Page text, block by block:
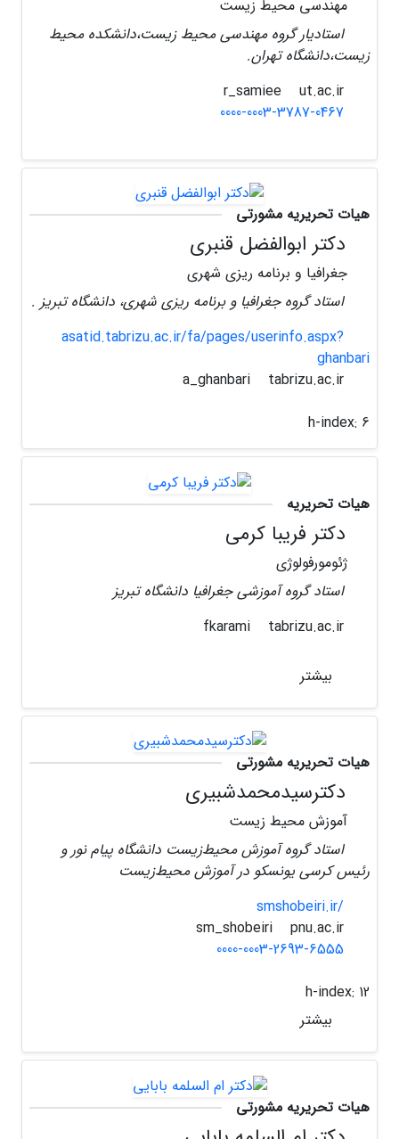
مهندسی محیط زیست
استادیار گروه مهندسی محیط زیست،دانشکده محیط
زیست،دانشگاه تهران.
ut.ac.ir
0000-0003-3787-0467
هیات تحریریه مشورتی
دکتر ابوالفضل قنبری
جغرافیا و برنامه ریزی شهری
استاد گروه جغرافیا و برنامه ریزی شهری، دانشگاه تبریز .
asatid.tabrizu.ac.ir/fa/pages/userinfo.aspx?
ghanbari
tabrizu.ac.ir
h-index: 6
هیات تحریریه
دکتر فریبا کرمی
ژئومورفولوژی
استاد گروه آموزشی جغرافیا دانشگاه تبریز
tabrizu.ac.ir
بیشتر
هیات تحریریه مشورتی
دکترسیدمحمدشبیری
آموزش محیط زیست
استاد گروه آموزش محیط‌زیست دانشگاه پیام نور و
رئیس کرسی یونسکو در آموزش محیط‌زیست
smshobeiri.ir/
pnu.ac.ir
0000-0003-2693-6555
h-index: 12
بیشتر
هیات تحریریه مشورتی